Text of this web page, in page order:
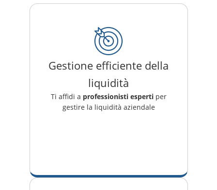
Gestione efficiente della
liquidità
Ti affidi a professionisti espertiper
gestire la liquidità aziendale